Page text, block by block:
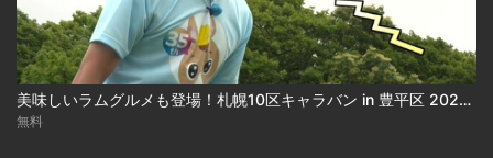
美味しいラムグルメも登場！札幌10区キャラバン in 豊平区 2026-07-31
無料